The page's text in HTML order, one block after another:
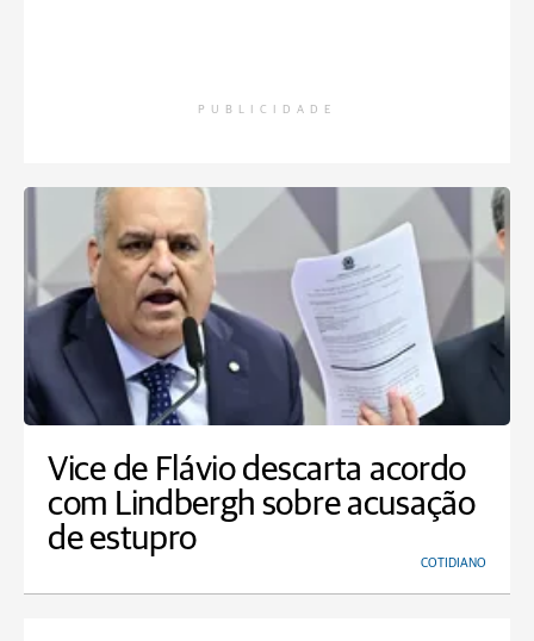
PUBLICIDADE
Vice de Flávio descarta acordo
com Lindbergh sobre acusação
de estupro
COTIDIANO